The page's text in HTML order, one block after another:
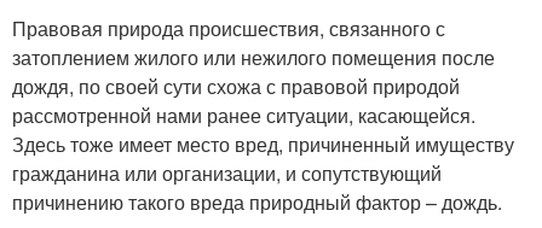
Правовая природа происшествия, связанного с
затоплением жилого или нежилого помещения после
дождя, по своей сути схожа с правовой природой
рассмотренной нами ранее ситуации, касающейся.
Здесь тоже имеет место вред, причиненный имуществу
гражданина или организации, и сопутствующий
причинению такого вреда природный фактор – дождь.